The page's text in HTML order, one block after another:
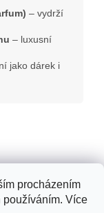
procházením
používáním. Více
– vydrží
– luxusní
jako dárek i